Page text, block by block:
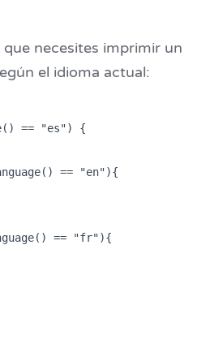
necesites imprimir un
el idioma actual:
== "es") {
== "en"){
== "fr"){